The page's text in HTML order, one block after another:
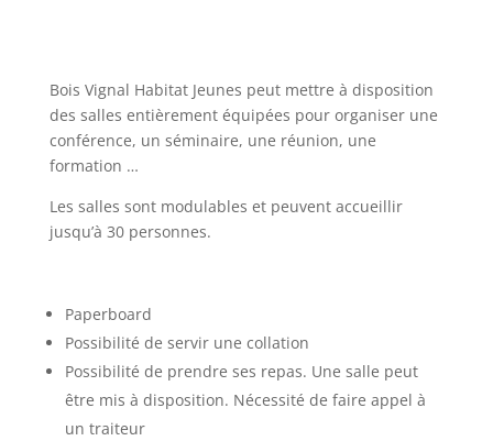
Bois Vignal Habitat Jeunes peut mettre à disposition
des salles entièrement équipées pour organiser une
conférence, un séminaire, une réunion, une
formation …
Les salles sont modulables et peuvent accueillir
jusqu’à 30 personnes.
Paperboard
Possibilité de servir une collation
Possibilité de prendre ses repas. Une salle peut
être mis à disposition. Nécessité de faire appel à
un traiteur